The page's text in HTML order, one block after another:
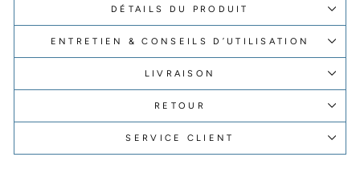
DÉTAILS DU PRODUIT
ENTRETIEN & CONSEILS D’UTILISATION
LIVRAISON
RETOUR
SERVICE CLIENT